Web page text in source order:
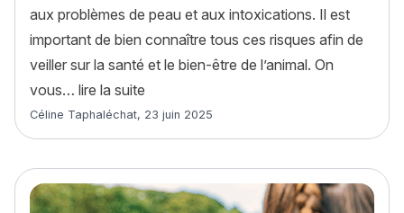
aux problèmes de peau et aux intoxications. Il est
important de bien connaître tous ces risques afin de
veiller sur la santé et le bien-être de l’animal. On
vous… lire la suite
Article rédigé par
Céline Taphaléchat, 23 juin 2025